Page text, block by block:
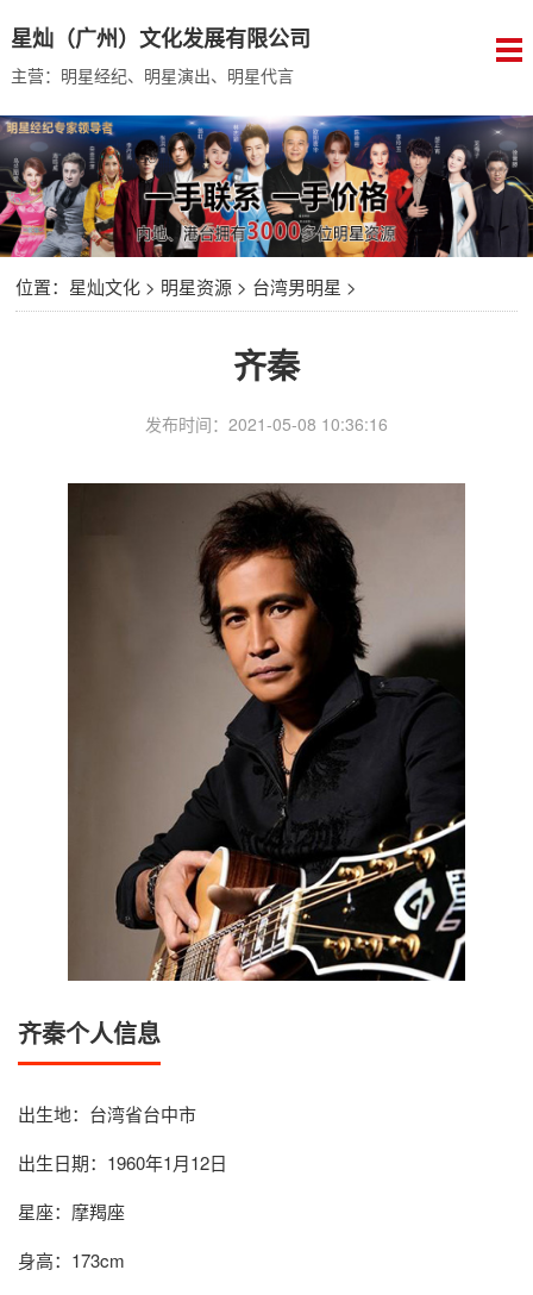
星灿（广州）文化发展有限公司
主营：明星经纪、明星演出、明星代言
位置： 星灿文化> 明星资源> 台湾男明星 >
齐秦
发布时间：2021-05-08 10:36:16
齐秦个人信息
出生地：台湾省台中市
出生日期：1960年1月12日
星座：摩羯座
身高：173cm